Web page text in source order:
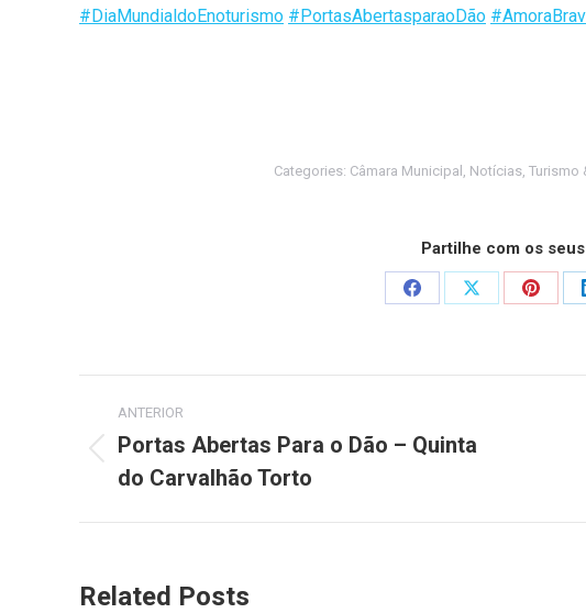
#DiaMundialdoEnoturismo #PortasAbertasparaoDão #
Categories: Câmara Municipal Notícias, Turismo
Partilhe com os
Share
Share
Share
Post
navigation
ANTERIOR
post:
Portas Abertas Para o Dão – Quinta
do Carvalhão Torto
Related Posts